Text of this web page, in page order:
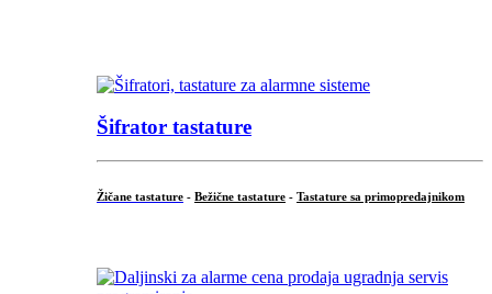
Šifrator tastature
Žičane tastature - Bežične tastature - Tastature sa primopredajnikom